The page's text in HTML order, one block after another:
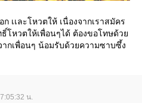
เเละโหวตให้ เนื่องจากเราสมัคร
โหวตให้เพื่อนๆได้ ต้องขอโทษด้วย
กเพื่อนๆ น้อมรับด้วยความซาบซึ้ง
น.